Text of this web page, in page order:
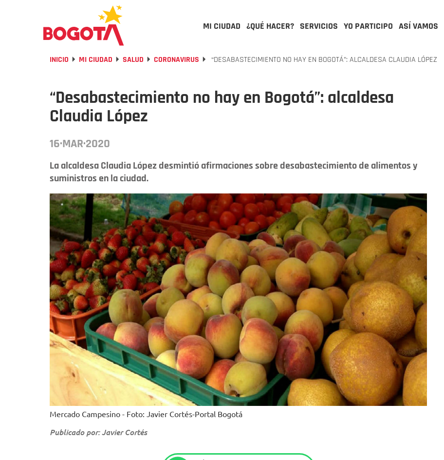
MI CIUDAD ¿QUÉ HACER? SERVICIOS YO PARTICIPO ASÍ VAMOS
INICIO MI CIUDAD SALUD CORONAVIRUS “DESABASTECIMIENTO NO HAY EN BOGOTÁ”: ALCALDESA CLAUDIA LÓPEZ
“Desabastecimiento no hay en Bogotá”: alcaldesa
Claudia López
16·MAR·2020
La alcaldesa Claudia López desmintió afirmaciones sobre desabastecimiento de alimentos y
suministros en la ciudad.
Mercado Campesino - Foto: Javier Cortés-Portal Bogotá
Publicado por: Javier Cortés